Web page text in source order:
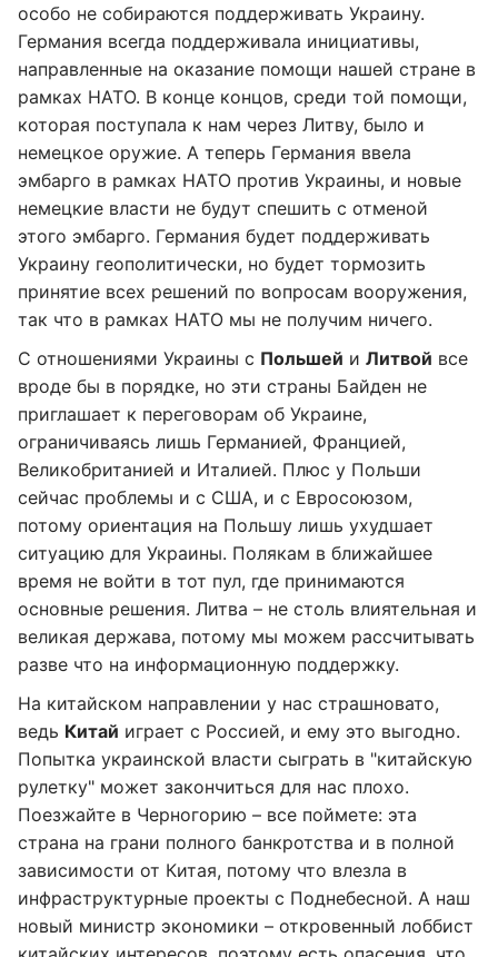
особо не собираются поддерживать Украину.
Германия всегда поддерживала инициативы,
направленные на оказание помощи нашей стране в
рамках НАТО. В конце концов, среди той помощи,
которая поступала к нам через Литву, было и
немецкое оружие. А теперь Германия ввела
эмбарго в рамках НАТО против Украины, и новые
немецкие власти не будут спешить с отменой
этого эмбарго. Германия будет поддерживать
Украину геополитически, но будет тормозить
принятие всех решений по вопросам вооружения,
так что в рамках НАТО мы не получим ничего.
С отношениями Украины с Польшей и Литвой все
вроде бы в порядке, но эти страны Байден не
приглашает к переговорам об Украине,
ограничиваясь лишь Германией, Францией,
Великобританией и Италией. Плюс у Польши
сейчас проблемы и с США, и с Евросоюзом,
потому ориентация на Польшу лишь ухудшает
ситуацию для Украины. Полякам в ближайшее
время не войти в тот пул, где принимаются
основные решения. Литва – не столь влиятельная и
великая держава, потому мы можем рассчитывать
разве что на информационную поддержку.
На китайском направлении у нас страшновато,
ведь Китай играет с Россией, и ему это выгодно.
Попытка украинской власти сыграть в "китайскую
рулетку" может закончиться для нас плохо.
Поезжайте в Черногорию – все поймете: эта
страна на грани полного банкротства и в полной
зависимости от Китая, потому что влезла в
инфраструктурные проекты с Поднебесной. А наш
новый министр экономики – откровенный лоббист